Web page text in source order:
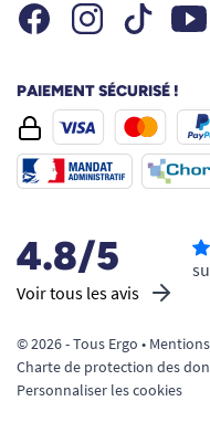
FacebookInstagramTiktok
PAIEMENT SÉCURISÉ !
4.8/5
Voir tous les avis
© 2026 - Tous Ergo •
Charte de protection des
Personnaliser les cookies